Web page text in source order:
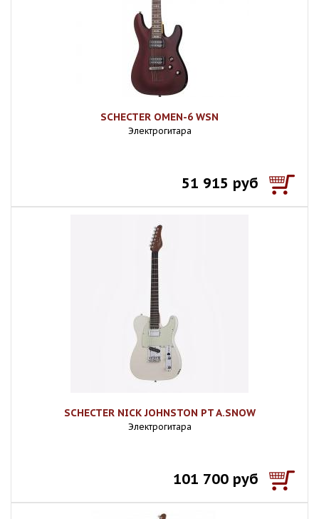
SCHECTER OMEN-6 WSN
Электрогитара
51 915 руб
SCHECTER NICK JOHNSTON PT A.SNOW
Электрогитара
101 700 руб